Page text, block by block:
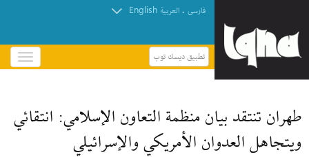
فارسی . العربیة English
تطبيق ديسك توب
باز
و
منو
طهران تنتقد بيان منظمة التعاون الإسلامي: انتقائي
ويتجاهل العدوان الأمريكي والإسرائيلي